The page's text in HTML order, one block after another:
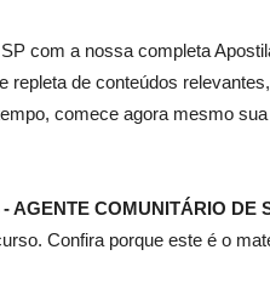
com a nossa completa
repleta de conteúdos
comece agora mesmo
AGENTE COMUNITÁRIO DE
Confira porque este é o